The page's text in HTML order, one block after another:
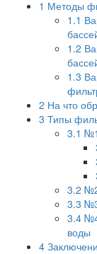
1 Методы
1.1
1.2
1.3
2 На что
3 Типы
3.1
3.2
3.3
3.4
воды
4